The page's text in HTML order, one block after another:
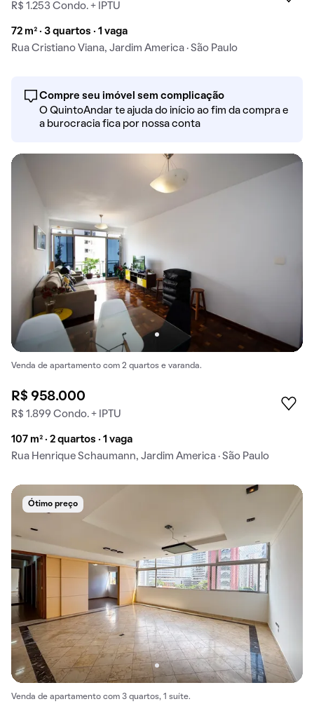
R$ 1.253 Condo. + IPTU
72 m² · 3 quartos · 1 vaga
Rua Cristiano Viana, Jardim America · São Paulo
Compre seu imóvel sem complicação
O QuintoAndar te ajuda do início ao fim da compra e
a burocracia fica por nossa conta
Venda de apartamento com 2 quartos e varanda.
R$ 958.000
R$ 1.899 Condo. + IPTU
107 m² · 2 quartos · 1 vaga
Rua Henrique Schaumann, Jardim America · São Paulo
Ótimo preço
Venda de apartamento com 3 quartos, 1 suíte.